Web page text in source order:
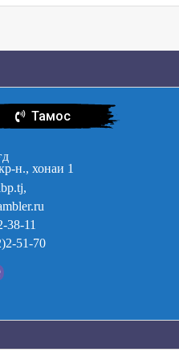
Тамос
н., хонаи 1
38-11
51-70